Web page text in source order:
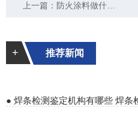
上一篇： 防火涂料做什么检测 需要多长时间
+ 推荐新闻
● 焊条检测鉴定机构有哪些 焊条